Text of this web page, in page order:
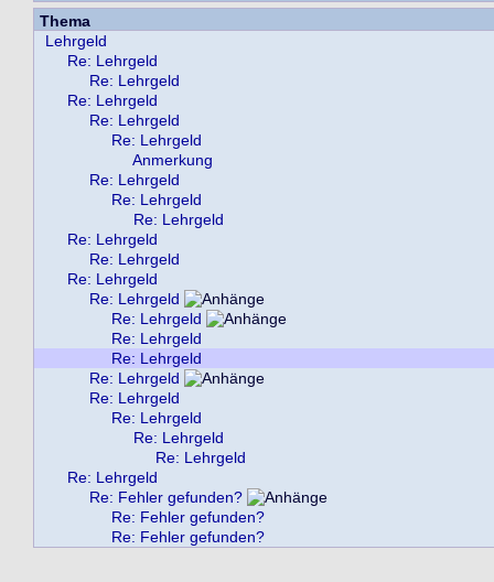
Thema
Lehrgeld
Re: Lehrgeld
Re: Lehrgeld
Re: Lehrgeld
Re: Lehrgeld
Re: Lehrgeld
Anmerkung
Re: Lehrgeld
Re: Lehrgeld
Re: Lehrgeld
Re: Lehrgeld
Re: Lehrgeld
Re: Lehrgeld
Re: Lehrgeld
Re: Lehrgeld
Re: Lehrgeld
Re: Lehrgeld
Re: Lehrgeld
Re: Lehrgeld
Re: Lehrgeld
Re: Lehrgeld
Re: Lehrgeld
Re: Lehrgeld
Re: Fehler gefunden?
Re: Fehler gefunden?
Re: Fehler gefunden?